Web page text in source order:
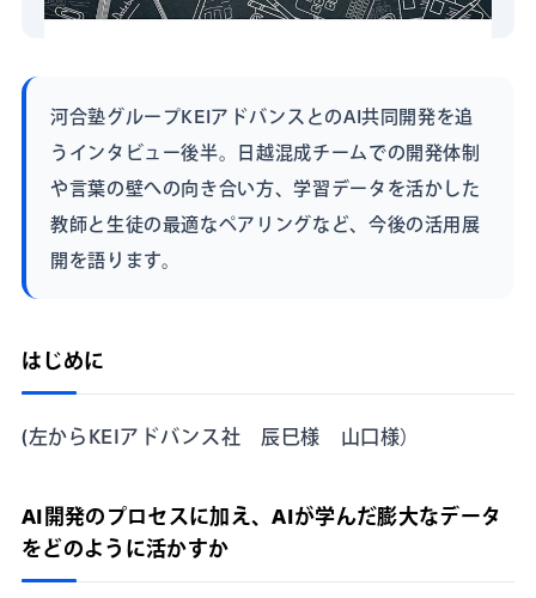
河合塾グループKEIアドバンスとのAI共同開発を追
うインタビュー後半。日越混成チームでの開発体制
や言葉の壁への向き合い方、学習データを活かした
教師と生徒の最適なペアリングなど、今後の活用展
開を語ります。
はじめに
(左からKEIアドバンス社 辰巳様 山口様）
AI開発のプロセスに加え、AIが学んだ膨大なデータ
をどのように活かすか